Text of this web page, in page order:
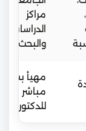
مراكز
الدراسات
والبحث
مهيأ بشكل
مباشر
للدكتوراه